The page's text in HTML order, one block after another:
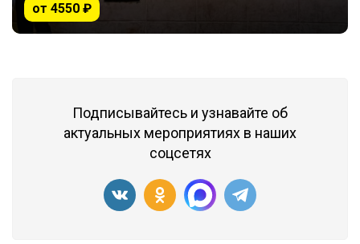
от 4550 ₽
Подписывайтесь и узнавайте об
актуальных мероприятиях в наших
соцсетях